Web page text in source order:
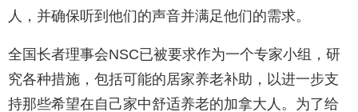
人，并确保听到他们的声音并满足他们的需求。
全国长者理事会NSC已被要求作为一个专家小组，研
究各种措施，包括可能的居家养老补助，以进一步支
持那些希望在自己家中舒适养老的加拿大人。为了给